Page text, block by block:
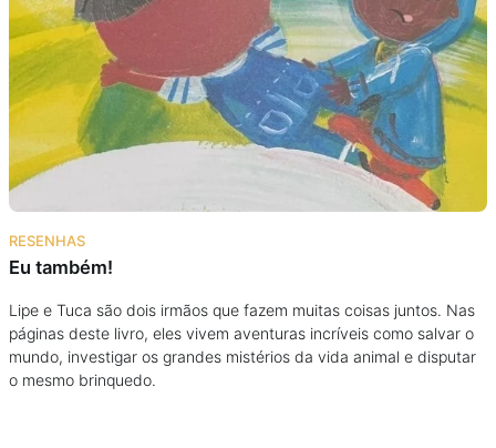
RESENHAS
Eu também!
Lipe e Tuca são dois irmãos que fazem muitas coisas juntos. Nas
páginas deste livro, eles vivem aventuras incríveis como salvar o
mundo, investigar os grandes mistérios da vida animal e disputar
o mesmo brinquedo.